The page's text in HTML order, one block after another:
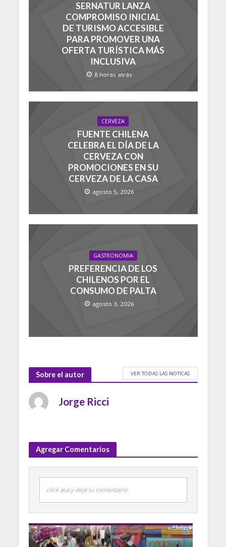
SERNATUR LANZA
COMPROMISO INICIAL
DE TURISMO ACCESIBLE
PARA PROMOVER UNA
OFERTA TURÍSTICA MÁS
INCLUSIVA
8 horas atrás
CERVEZA
FUENTE CHILENA
CELEBRA EL DÍA DE LA
CERVEZA CON
PROMOCIONES EN SU
CERVEZA DE LA CASA
agosto 5, 2026
GASTRONOMIA
PREFERENCIA DE LOS
CHILENOS POR EL
CONSUMO DE PALTA
agosto 3, 2026
Sobre el autor VER TODAS LAS NOTICAS
Jorge Ricci
Agregar Comentarios
click aca y deja tu comentario